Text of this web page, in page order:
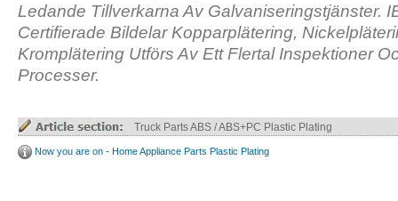
Ledande Tillverkarna Av Galvaniseringstjänster.
Certifierade Bildelar Kopparplätering,
Kromplätering Utförs Av Ett Flertal Inspektioner
Processer.
Truck Parts ABS / ABS+PC Plastic Plating
Now you are on - Home Appliance Parts Plastic Plating